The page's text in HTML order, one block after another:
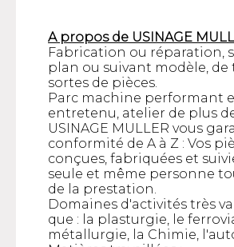
A propos de USINAGE
Fabrication ou réparation,
plan ou suivant modèle, de
sortes de pièces.
Parc machine performant
entretenu, atelier de plus
USINAGE MULLER vous
conformité de A à Z : Vos
conçues, fabriquées et
seule et même personne
de la prestation.
Domaines d'activités très
que : la plasturgie, le
métallurgie, la Chimie,